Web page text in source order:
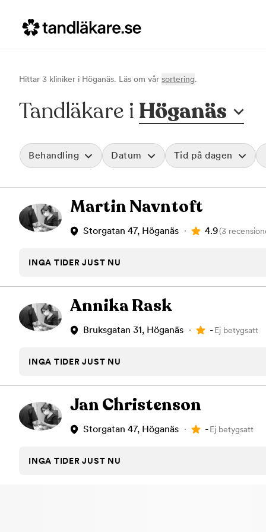
Hittar 3 kliniker i Höganäs. Läs om vår sortering.
Tandläkare i Höganäs
Behandling
Vid värk, olyckor och akuta besvär
Basundersökning
Grundlig kontroll av tänder och tandkött
Tandblekning
Rensa
Datum
Rensa
Tid på dagen
Före klockan
Klockan 09:00 -
Martin Navntoft
Storgatan 47, Höganäs 4.9(3
INGA TIDER JUST NU
Annika Rask
Bruksgatan 31, Höganäs -Ej betygsatt
INGA TIDER JUST NU
Jan Christenson
Storgatan 47, Höganäs -Ej betygsatt
INGA TIDER JUST NU